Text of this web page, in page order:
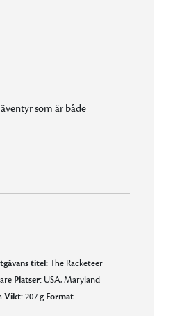
som är både
titel:The Racketeer
Platser:USA, Maryland
Vikt:207 g Format